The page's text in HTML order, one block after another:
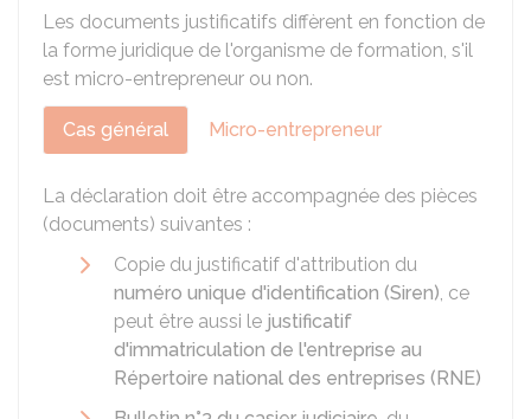
Les documents justificatifs diffèrent en fonction de
la forme juridique de l'organisme de formation, s'il
est micro-entrepreneur ou non.
Cas général Micro-entrepreneur
La déclaration doit être accompagnée des pièces
(documents) suivantes :
Copie du justificatif d'attribution du
numéro unique d'identification (Siren), ce
peut être aussi le justificatif
d'immatriculation de l'entreprise au
Répertoire national des entreprises (RNE)